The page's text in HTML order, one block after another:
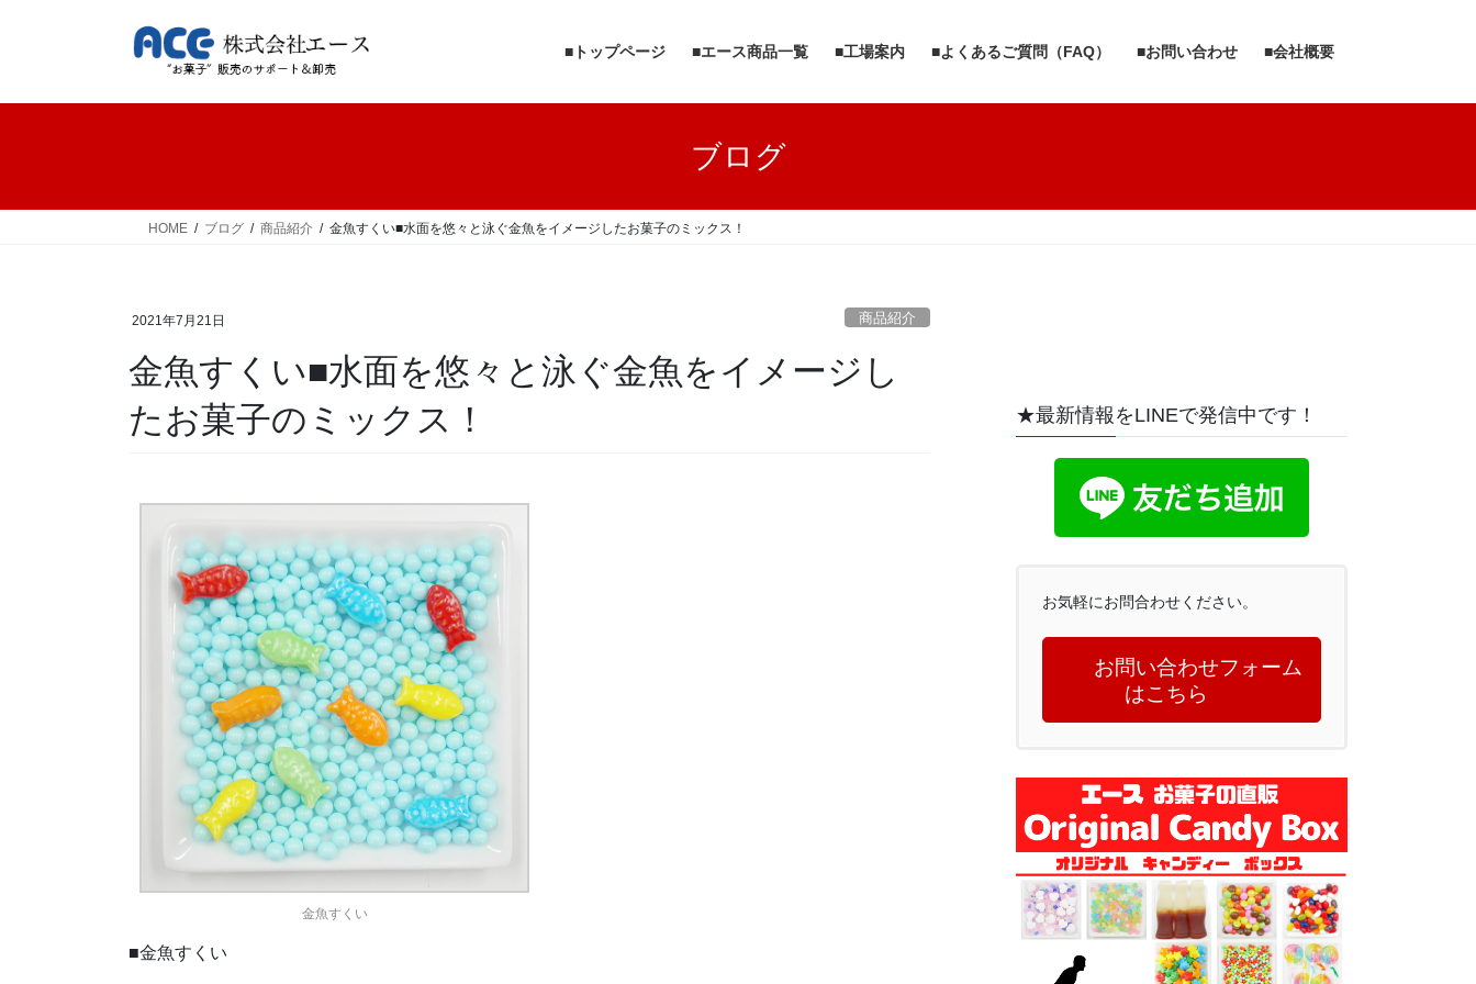
■トップページ ■エース商品一覧 ■工場案内 ■よくあるご質問（FAQ） ■お問い合わせ ■会社概要
ブログ
HOME ブログ 商品紹介 金魚すくい■水面を悠々と泳ぐ金魚をイメージしたお菓子のミックス！
2021年7月21日 商品紹介
金魚すくい■水面を悠々と泳ぐ金魚をイメージし
たお菓子のミックス！
金魚すくい
■金魚すくい
★最新情報をLINEで発信中です！
お気軽にお問合わせください。
お問い合わせフォーム
はこちら